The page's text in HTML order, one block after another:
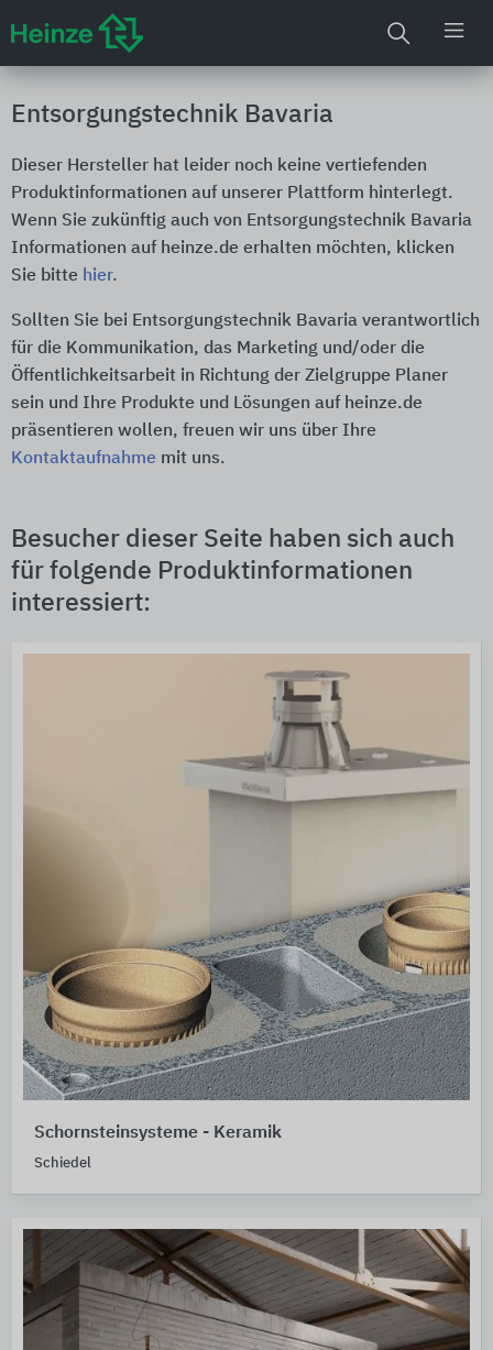
Entsorgungstechnik Bavaria
Dieser Hersteller hat leider noch keine vertiefenden
Produktinformationen auf unserer Plattform hinterlegt.
Wenn Sie zukünftig auch von Entsorgungstechnik Bavaria
Informationen auf heinze.de erhalten möchten, klicken
Sie bitte hier.
Sollten Sie bei Entsorgungstechnik Bavaria verantwortlich
für die Kommunikation, das Marketing und/oder die
Öffentlichkeitsarbeit in Richtung der Zielgruppe Planer
sein und Ihre Produkte und Lösungen auf heinze.de
präsentieren wollen, freuen wir uns über Ihre
Kontaktaufnahme mit uns.
Besucher dieser Seite haben sich auch
für folgende Produktinformationen
interessiert:
Schornsteinsysteme - Keramik
Schiedel